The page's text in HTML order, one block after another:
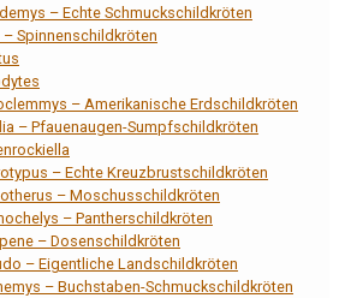
– Echte Schmuckschildkröten
– Spinnenschildkröten
– Amerikanische Erdschildkröten
– Pfauenaugen-Sumpfschildkröten
– Echte Kreuzbrustschildkröten
– Moschusschildkröten
– Pantherschildkröten
– Dosenschildkröten
– Eigentliche Landschildkröten
– Buchstaben-Schmuckschildkröten